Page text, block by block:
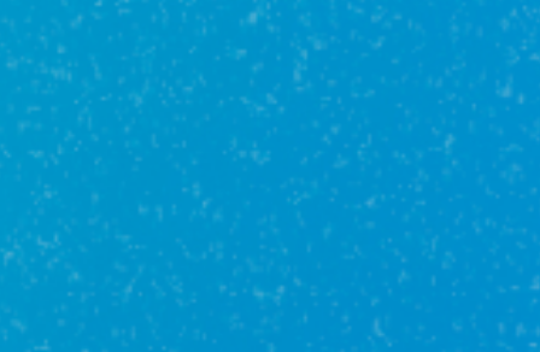
Калькулятор ипотеки
Цель кредита
Купить недвижимость
IT ипотека от
2,5%